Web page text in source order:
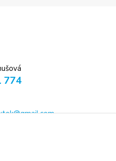
774